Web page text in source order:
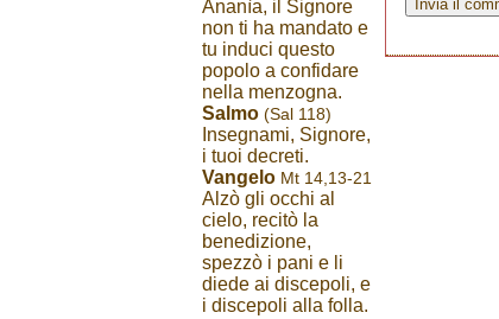
Ananìa, il Signore
non ti ha mandato e
tu induci questo
popolo a confidare
nella menzogna.
Salmo (Sal 118)
Insegnami, Signore,
i tuoi decreti.
Vangelo Mt 14,13-21
Alzò gli occhi al
cielo, recitò la
benedizione,
spezzò i pani e li
diede ai discepoli, e
i discepoli alla folla.